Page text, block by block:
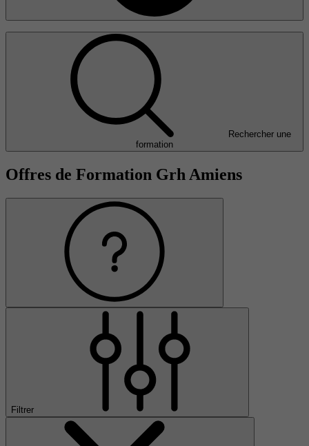
Rechercher une
formation
Offres de Formation Grh Amiens
Filtrer